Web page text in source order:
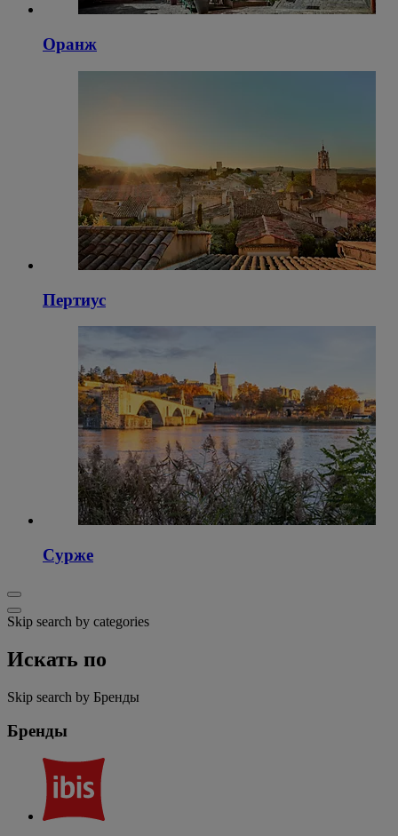
Оранж
Пертиус
Сурже
Skip search by categories
Искать по
Skip search by Бренды
Бренды